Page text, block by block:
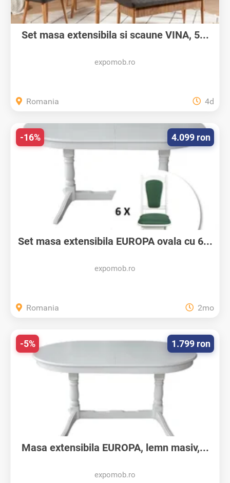
Set masa extensibila si scaune VINA, 5...
expomob.ro
Romania 4d
Set masa extensibila EUROPA ovala cu 6...
expomob.ro
4.099 ron
-16%
Romania 2mo
Masa extensibila EUROPA, lemn masiv,...
expomob.ro
1.799 ron
-5%